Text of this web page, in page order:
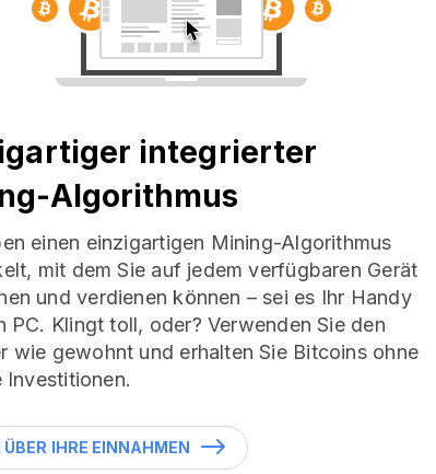
integrierter
Algorithmus
einen einzigartigen Mining-Algorithmus
mit dem Sie auf jedem verfügbaren Gerät
und verdienen können – sei es Ihr Handy
PC. Klingt toll, oder? Verwenden Sie den
wie gewohnt und erhalten Sie Bitcoins ohne
Investitionen.
ÜBER IHRE EINNAHMEN